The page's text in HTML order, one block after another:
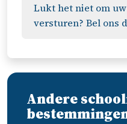
Lukt het niet om
versturen? Bel ons
Andere